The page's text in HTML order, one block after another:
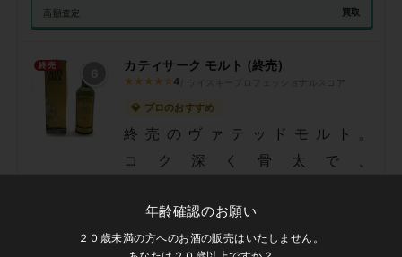
高額査定 買取
終売 カティサーク モルト (終売)
★★★★☆ 4
💎 プロのおすすめ
終売のヴァテッドモルト。
コク深く骨太で、
騰中。
年齢確認のお願い
２０歳未満の方へのお酒の販売はいたしません。